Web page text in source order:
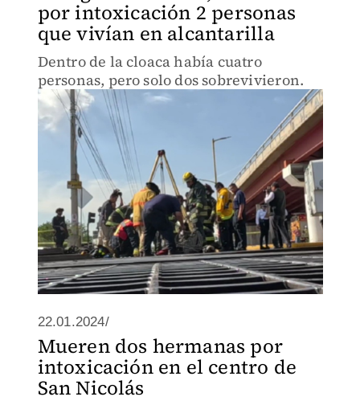
por intoxicación 2 personas
que vivían en alcantarilla
Dentro de la cloaca había cuatro
personas, pero solo dos sobrevivieron.
22.01.2024/
Mueren dos hermanas por
intoxicación en el centro de
San Nicolás